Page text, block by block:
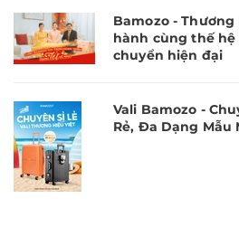
Bamozo -
hành cùng thế
chuyển hiện đại
Vali Bamozo -
Rẻ, Đa Dạng Mẫu